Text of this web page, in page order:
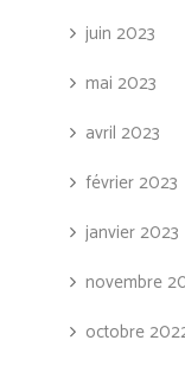
juin 2023
mai 2023
avril 2023
février 2023
janvier 2023
novembre
octobre